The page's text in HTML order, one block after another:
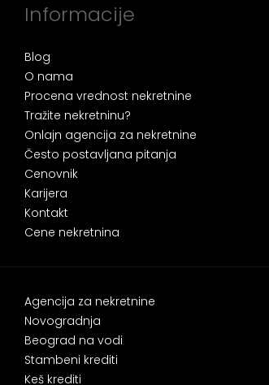
Informacije
Blog
O nama
Procena vrednost nekretnine
Tražite nekretninu?
Onlajn agencija za nekretnine
Često postavljana pitanja
Cenovnik
Karijera
Kontakt
Cene nekretnina
Agencija za nekretnine
Novogradnja
Beograd na vodi
Stambeni krediti
Keš krediti